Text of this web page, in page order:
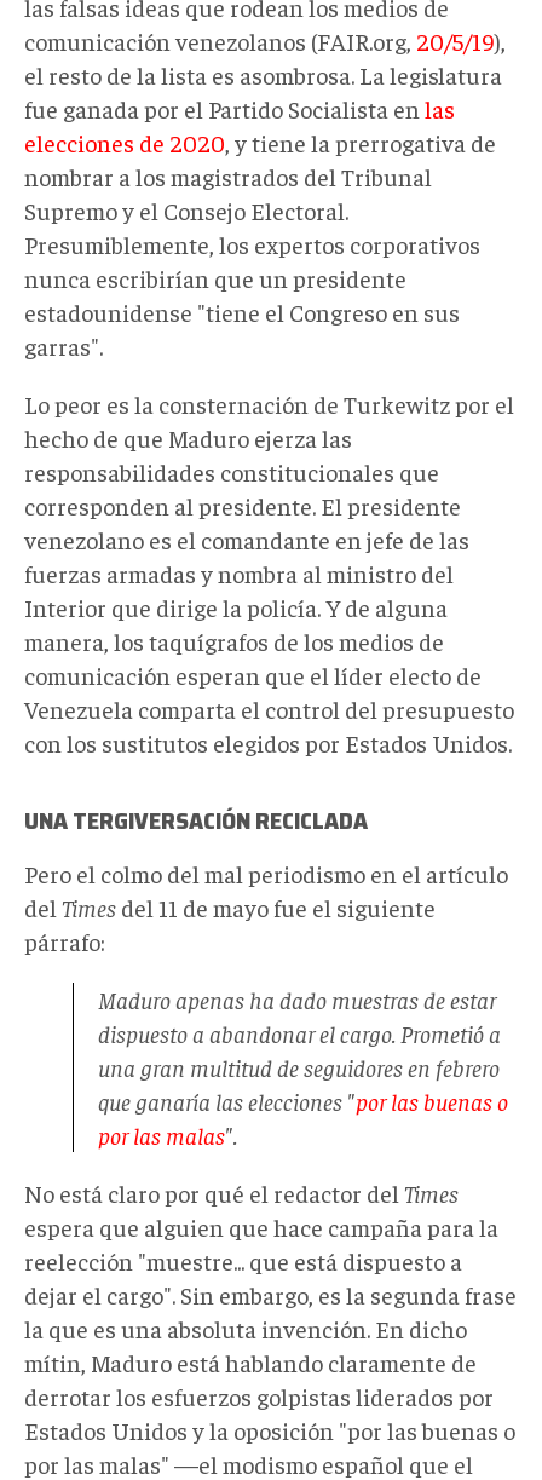
las falsas ideas que rodean los medios de
comunicación venezolanos (FAIR.org, 20/5/19),
el resto de la lista es asombrosa. La legislatura
fue ganada por el Partido Socialista en las
elecciones de 2020 , y tiene la prerrogativa de
nombrar a los magistrados del Tribunal
Supremo y el Consejo Electoral.
Presumiblemente, los expertos corporativos
nunca escribirían que un presidente
estadounidense "tiene el Congreso en sus
garras".
Lo peor es la consternación de Turkewitz por el
hecho de que Maduro ejerza las
responsabilidades constitucionales que
corresponden al presidente. El presidente
venezolano es el comandante en jefe de las
fuerzas armadas y nombra al ministro del
Interior que dirige la policía. Y de alguna
manera, los taquígrafos de los medios de
comunicación esperan que el líder electo de
Venezuela comparta el control del presupuesto
con los sustitutos elegidos por Estados Unidos.
UNA TERGIVERSACIÓN RECICLADA
Pero el colmo del mal periodismo en el artículo
del Times del 11 de mayo fue el siguiente
párrafo:
Maduro apenas ha dado muestras de estar
dispuesto a abandonar el cargo. Prometió a
una gran multitud de seguidores en febrero
que ganaría las elecciones "por las buenas o
por las malas".
No está claro por qué el redactor del Times
espera que alguien que hace campaña para la
reelección "muestre... que está dispuesto a
dejar el cargo". Sin embargo, es la segunda frase
la que es una absoluta invención. En dicho
mítin, Maduro está hablando claramente de
derrotar los esfuerzos golpistas liderados por
Estados Unidos y la oposición "por las buenas o
por las malas" —el modismo español que el